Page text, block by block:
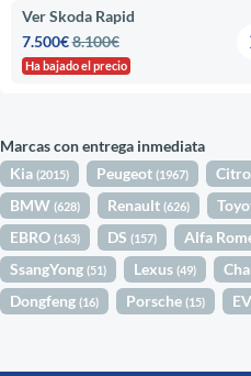
Ver Skoda Rapid
7.500€8.100€
Ha bajado el precio
Marcas con entrega inmediata
Kia(2015) Peugeot(1967)
BMW(628) Renault(626)
EBRO(163) DS(157) Alfa
SsangYong(51) Lexus(49)
Dongfeng(16) Porsche(15)